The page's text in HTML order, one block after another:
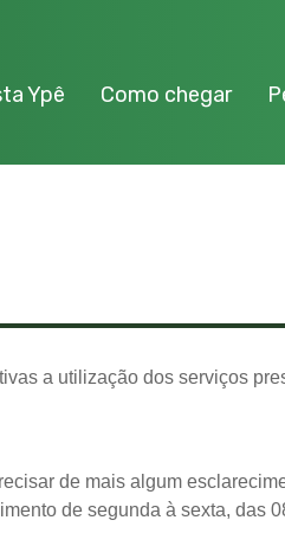
Ypê Como chegar
a utilização dos serviços
de mais algum
de segunda à sexta, das